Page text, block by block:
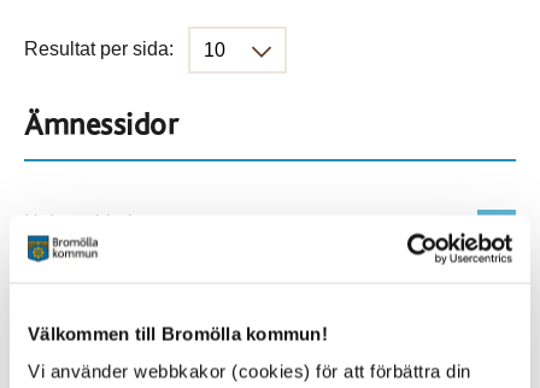
Välkommen till Bromölla kommun!
Vi använder webbkakor (cookies) för att förbättra din
Resultat per sida:
Ämnessidor
Hela webbplatsen